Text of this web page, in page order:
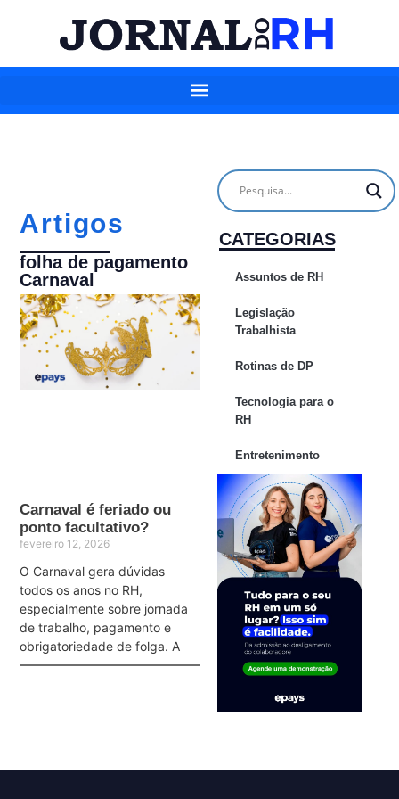
Artigos
folha de pagamento
Carnaval
Carnaval é feriado ou
ponto facultativo?
fevereiro 12, 2026
O Carnaval gera dúvidas
todos os anos no RH,
especialmente sobre jornada
de trabalho, pagamento e
obrigatoriedade de folga. A
CATEGORIAS
Assuntos de RH
Legislação
Trabalhista
Rotinas de DP
Tecnologia para o
RH
Entretenimento